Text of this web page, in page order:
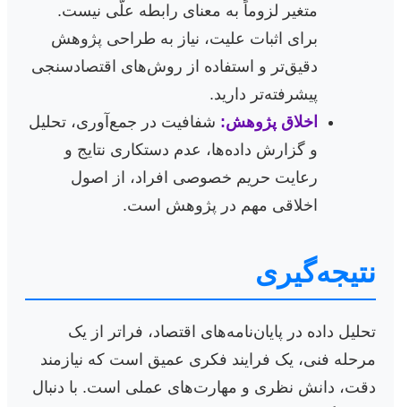
متغیر لزوماً به معنای رابطه علّی نیست.
برای اثبات علیت، نیاز به طراحی پژوهش
دقیق‌تر و استفاده از روش‌های اقتصادسنجی
پیشرفته‌تر دارید.
اخلاق پژوهش:شفافیت در جمع‌آوری، تحلیل
و گزارش داده‌ها، عدم دستکاری نتایج و
رعایت حریم خصوصی افراد، از اصول
اخلاقی مهم در پژوهش است.
نتیجه‌گیری
تحلیل داده در پایان‌نامه‌های اقتصاد، فراتر از یک
مرحله فنی، یک فرایند فکری عمیق است که نیازمند
دقت، دانش نظری و مهارت‌های عملی است. با دنبال